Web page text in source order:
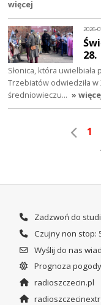
więcej
2026-
28.
Słonica, która
Trzebiatów odwiedziła
średniowieczu… »
1
Zadzwoń do
Czujny non stop:
Wyślij do nas
Prognoza pogody
radioszczecin.pl